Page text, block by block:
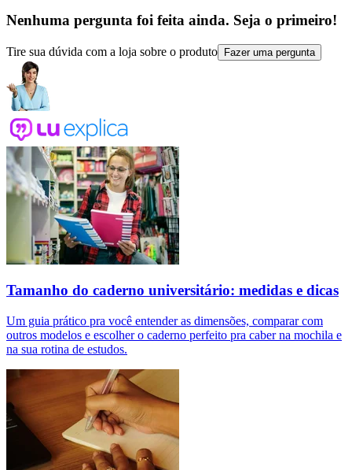
Nenhuma pergunta foi feita ainda. Seja o primeiro!
Tire sua dúvida com a loja sobre o produto Fazer uma pergunta
Tamanho do caderno universitário: medidas e dicas
Um guia prático pra você entender as dimensões, comparar com
outros modelos e escolher o caderno perfeito pra caber na mochila e
na sua rotina de estudos.